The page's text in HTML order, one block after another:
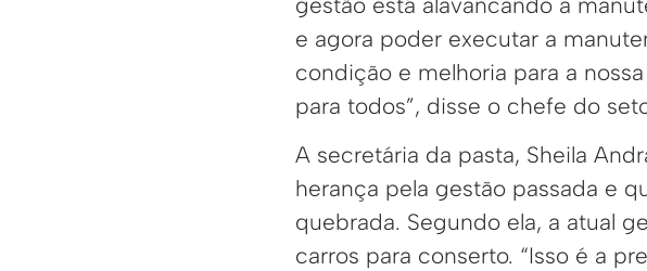
e agora poder executar a
condição e melhoria para a
para todos”, disse o chefe do
A secretária da pasta, Sheila
herança pela gestão passada e
quebrada. Segundo ela, a atual
carros para conserto. “Isso é a